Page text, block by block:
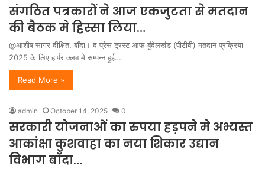
संगठित पत्रकारों ने आज एकजुटता से मतदान
की बैठक मे हिस्सा लिया…
@आशीष सागर दीक्षित, बाँदा। द प्रेस ट्रस्ट आफ बुंदेलखंड (पीटीबी) मतदान प्रक्रिया
2025 के लिए हार्पर क्लब मे सम्पन्न हुई…
Read More »
admin October 14, 2025 0
सरकारी योजनाओं का रुपया हड़पने मे अभ्यस्त
आकांक्षा कुशवाहा का नया शिकार उद्यान
विभाग बाँदा…